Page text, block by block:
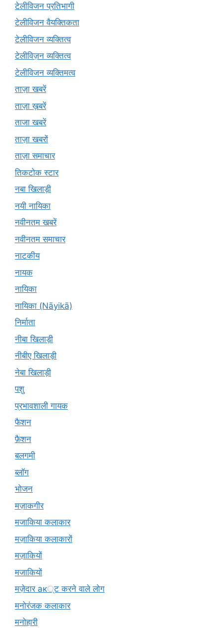
टेलीविजन प्रतिभागी
टेलीविजन वैयक्तिकता
टेलीविजन व्यक्तित्व
टेलीविज़न व्यक्तित्व
टेलीविजन व्यक्तिमत्व
ताज़ा खबरें
ताज़ा ख़बरें
ताजा खबरें
ताज़ा खबरों
ताज़ा समाचार
तिकटोक स्टार
नबा खिलाड़ी
नयी नायिका
नवीनतम खबरें
नवीनतम समाचार
नाटकीय
नायक
नायिका
नायिका (Nāyikā)
निर्माता
नीबा खिलाड़ी
नीबीए खिलाड़ी
नेबा खिलाड़ी
पशु
प्रभावशाली गायक
फैशन
फ़ैशन
बलगमी
ब्लॉग
भोजन
मज़ाकगीर
मजाकिया कलाकार
मज़ाकिया कलाकारों
मज़ाकियों
मजाकियों
मज़ेदार ак्ट करने वाले लोग
मनोरंजक कलाकार
मनोहारी